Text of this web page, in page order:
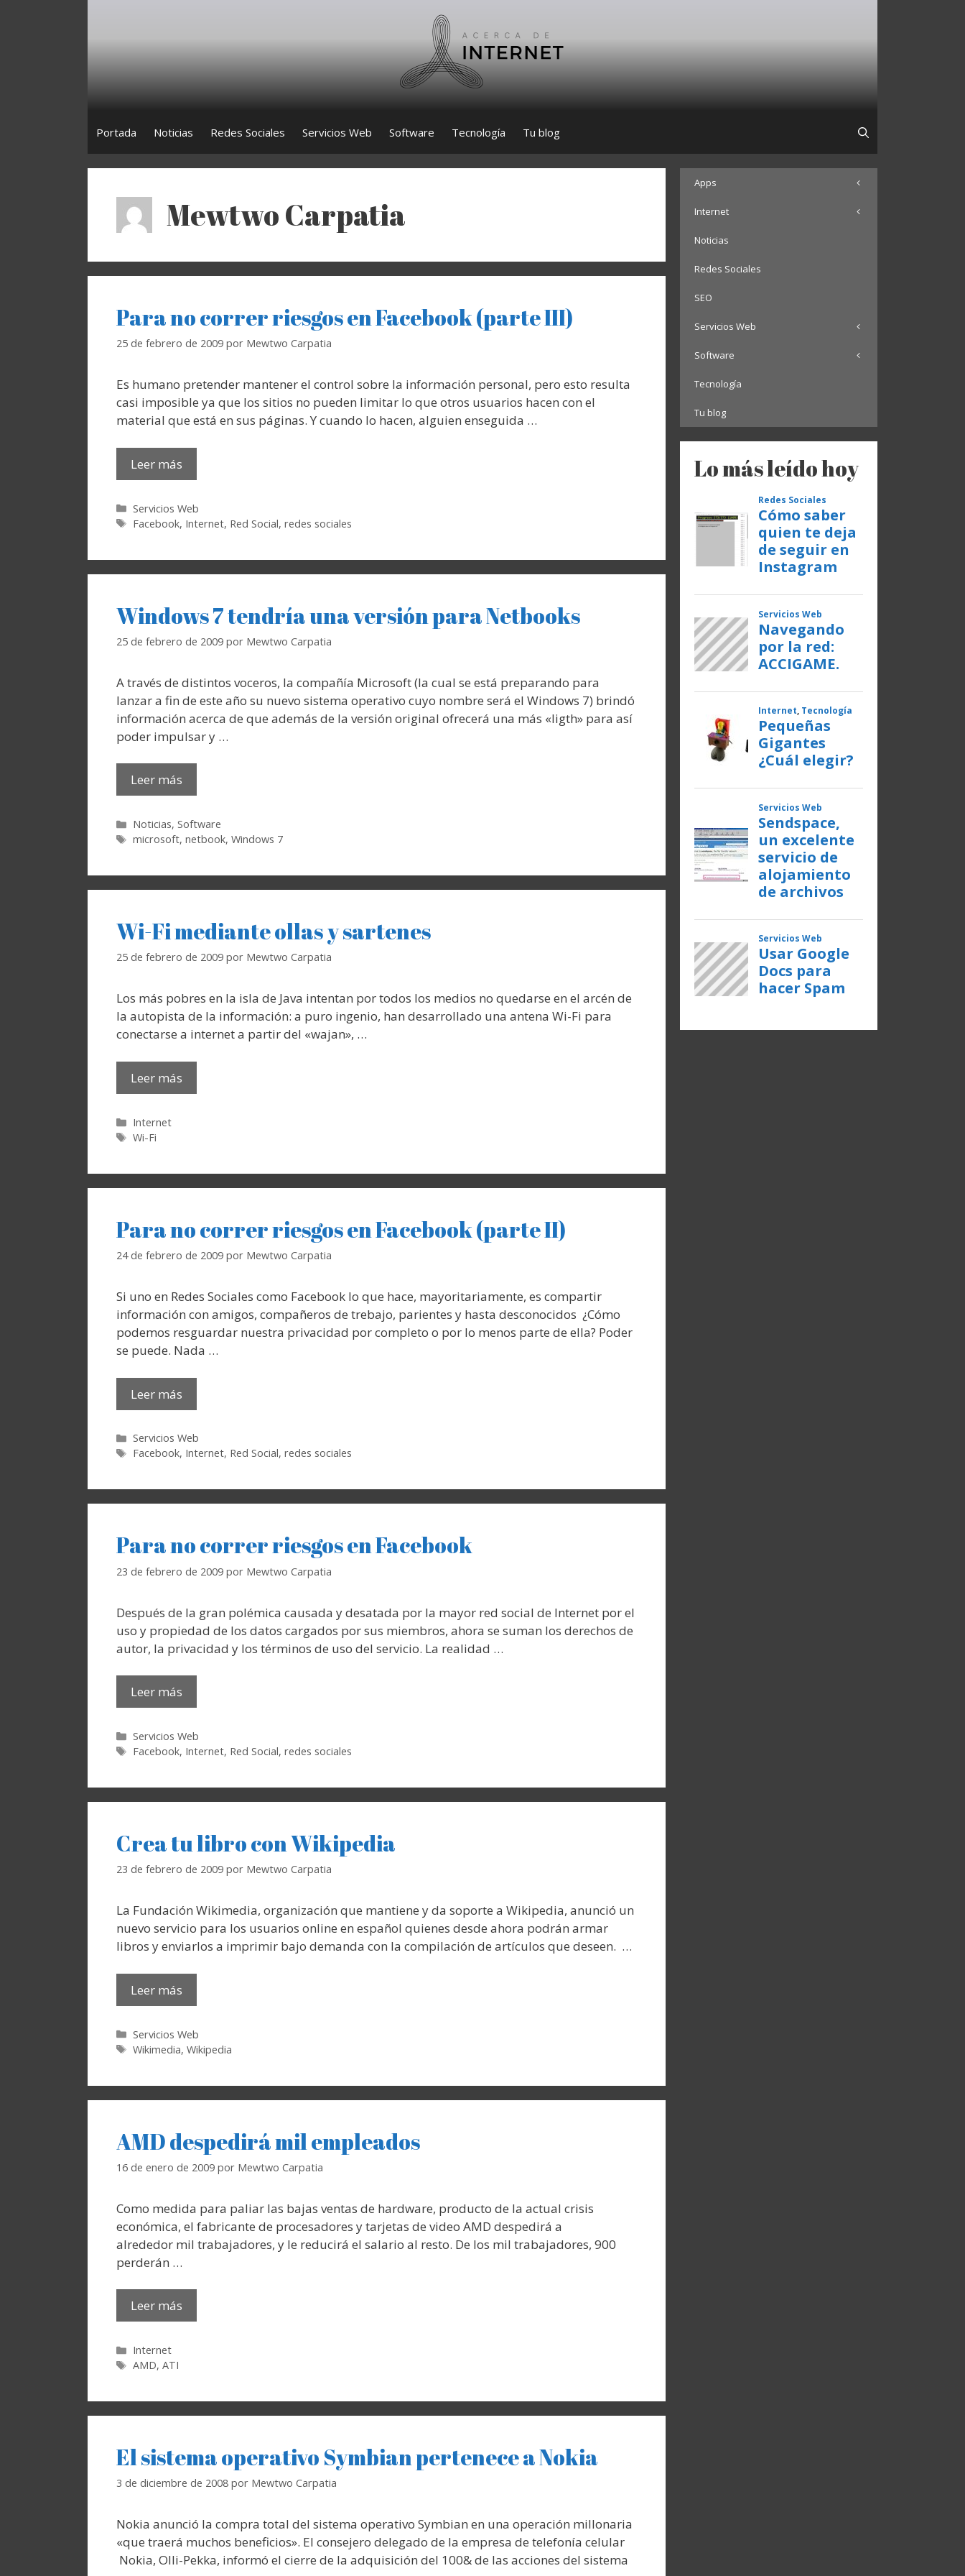
Portada Noticias Redes Sociales Servicios Web Software Tecnología Tu blog
Mewtwo Carpatia
Para no correr riesgos en Facebook (parte III)
25 de febrero de 2009 por Mewtwo Carpatia
Es humano pretender mantener el control sobre la información personal, pero esto resulta
casi imposible ya que los sitios no pueden limitar lo que otros usuarios hacen con el
material que está en sus páginas. Y cuando lo hacen, alguien enseguida …
Leer más
Categorías
Servicios Web
Etiquetas
Facebook, Internet, Red Social,redes sociales
Windows 7 tendría una versión para Netbooks
25 de febrero de 2009 por Mewtwo Carpatia
A través de distintos voceros, la compañía Microsoft (la cual se está preparando para
lanzar a fin de este año su nuevo sistema operativo cuyo nombre será el Windows 7) brindó
información acerca de que además de la versión original ofrecerá una más «ligth» para así
poder impulsar y …
Leer más
Categorías
Noticias,Software
Etiquetas
microsoft,netbook,Windows 7
Wi-Fi mediante ollas y sartenes
25 de febrero de 2009 por Mewtwo Carpatia
Los más pobres en la isla de Java intentan por todos los medios no quedarse en el arcén de
la autopista de la información: a puro ingenio, han desarrollado una antena Wi-Fi para
conectarse a internet a partir del «wajan», …
Leer más
Categorías
Internet
Etiquetas
Wi-Fi
Para no correr riesgos en Facebook (parte II)
24 de febrero de 2009 por Mewtwo Carpatia
Si uno en Redes Sociales como Facebook lo que hace, mayoritariamente, es compartir
información con amigos, compañeros de trebajo, parientes y hasta desconocidos ¿Cómo
podemos resguardar nuestra privacidad por completo o por lo menos parte de ella? Poder
se puede. Nada …
Leer más
Categorías
Servicios Web
Etiquetas
Facebook, Internet, Red Social,redes sociales
Para no correr riesgos en Facebook
23 de febrero de 2009 por Mewtwo Carpatia
Después de la gran polémica causada y desatada por la mayor red social de Internet por el
uso y propiedad de los datos cargados por sus miembros, ahora se suman los derechos de
autor, la privacidad y los términos de uso del servicio. La realidad …
Leer más
Categorías
Servicios Web
Etiquetas
Facebook, Internet, Red Social,redes sociales
Crea tu libro con Wikipedia
23 de febrero de 2009 por Mewtwo Carpatia
La Fundación Wikimedia, organización que mantiene y da soporte a Wikipedia, anunció un
nuevo servicio para los usuarios online en español quienes desde ahora podrán armar
libros y enviarlos a imprimir bajo demanda con la compilación de artículos que deseen. …
Leer más
Categorías
Servicios Web
Etiquetas
Wikimedia,Wikipedia
AMD despedirá mil empleados
16 de enero de 2009 por Mewtwo Carpatia
Como medida para paliar las bajas ventas de hardware, producto de la actual crisis
económica, el fabricante de procesadores y tarjetas de video AMD despedirá a
alrededor mil trabajadores, y le reducirá el salario al resto. De los mil trabajadores, 900
perderán …
Leer más
Categorías
Internet
Etiquetas
AMD,ATI
El sistema operativo Symbian pertenece a Nokia
3 de diciembre de 2008 por Mewtwo Carpatia
Nokia anunció la compra total del sistema operativo Symbian en una operación millonaria
«que traerá muchos beneficios». El consejero delegado de la empresa de telefonía celular
Nokia, Olli-Pekka, informó el cierre de la adquisición del 100& de las acciones del sistema
Apps
Internet
Noticias
Redes Sociales
SEO
Servicios Web
Software
Tecnología
Tu blog
Lo más leído hoy